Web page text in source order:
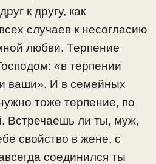
к другу, как
случаев к несогласию
любви. Терпение
«в терпении
ваши». И в семейных
тоже терпение, по
Встречаешь ли ты, муж,
свойство в жене, с
соединился ты